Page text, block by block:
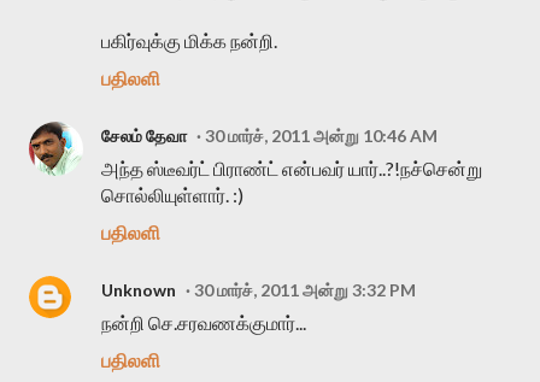
பகிர்வுக்கு மிக்க நன்றி.
பதிலளி
சேலம் தேவா 30 மார்ச், 2011 அன்று 10:46 AM
அந்த ஸ்டீவர்ட் பிராண்ட் என்பவர் யார்..?!நச்சென்று
சொல்லியுள்ளார். :)
பதிலளி
Unknown 30 மார்ச், 2011 அன்று 3:32 PM
நன்றி செ.சரவணக்குமார்...
பதிலளி